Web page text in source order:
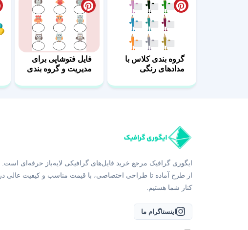
گروه بندی کلاس با
مدادهای رنگی
فایل‌ فتوشاپی برای
مدیریت و گروه بندی
ایگوری گرافیک مرجع خرید فایل‌های گرافیکی لایه‌باز حرفه‌ای است.
از طرح آماده تا طراحی اختصاصی، با قیمت مناسب و کیفیت عالی در
کنار شما هستیم.
اینستاگرام ما